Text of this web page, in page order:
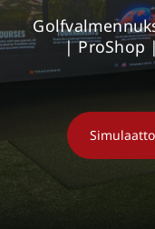
| ProShop